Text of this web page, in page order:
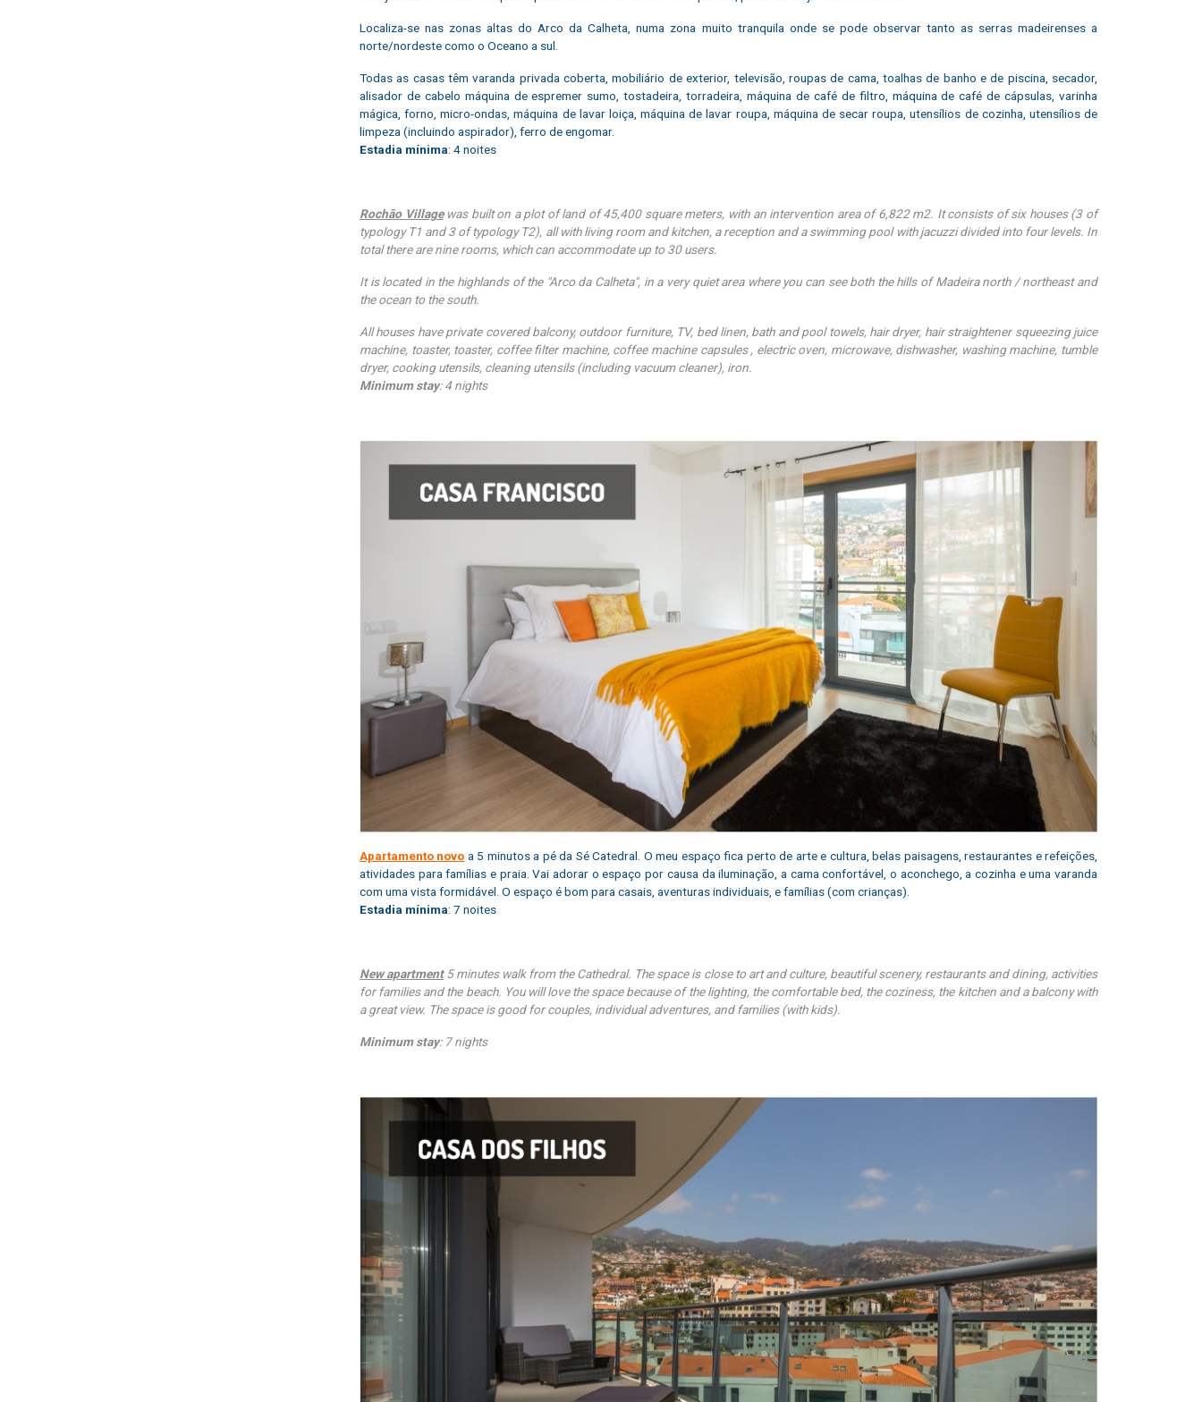
Localiza-se nas zonas altas do Arco da Calheta, numa zona muito tranquila onde se pode observar tanto as serras madeirenses a
norte/nordeste como o Oceano a sul.
Todas as casas têm varanda privada coberta, mobiliário de exterior, televisão, roupas de cama, toalhas de banho e de piscina, secador,
alisador de cabelo máquina de espremer sumo, tostadeira, torradeira, máquina de café de filtro, máquina de café de cápsulas, varinha
mágica, forno, micro-ondas, máquina de lavar loiça, máquina de lavar roupa, máquina de secar roupa, utensílios de cozinha, utensílios de
limpeza (incluindo aspirador), ferro de engomar.
Estadia mínima: 4 noites
Rochão Villagewas built on a plot of land of 45,400 square meters, with an intervention area of ​​6,822 m2. It consists of six houses (3 of
typology T1 and 3 of typology T2), all with living room and kitchen, a reception and a swimming pool with jacuzzi divided into four levels. In
total there are nine rooms, which can accommodate up to 30 users.
It is located in the highlands of the "Arco da Calheta", in a very quiet area where you can see both the hills of Madeira north / northeast and
the ocean to the south.
All houses have private covered balcony, outdoor furniture, TV, bed linen, bath and pool towels, hair dryer, hair straightener squeezing juice
machine, toaster, toaster, coffee filter machine, coffee machine capsules , electric oven, microwave, dishwasher, washing machine, tumble
dryer, cooking utensils, cleaning utensils (including vacuum cleaner), iron.
Minimum stay: 4 nights
Apartamento novo a 5 minutos a pé da Sé Catedral. O meu espaço fica perto de arte e cultura, belas paisagens, restaurantes e refeições,
atividades para famílias e praia. Vai adorar o espaço por causa da iluminação, a cama confortável, o aconchego, a cozinha e uma varanda
com uma vista formidável. O espaço é bom para casais, aventuras individuais, e famílias (com crianças).
Estadia mínima: 7 noites
New apartment5 minutes walk from the Cathedral. The space is close to art and culture, beautiful scenery, restaurants and dining, activities
for families and the beach. You will love the space because of the lighting, the comfortable bed, the coziness, the kitchen and a balcony with
a great view. The space is good for couples, individual adventures, and families (with kids).
Minimum stay: 7 nights